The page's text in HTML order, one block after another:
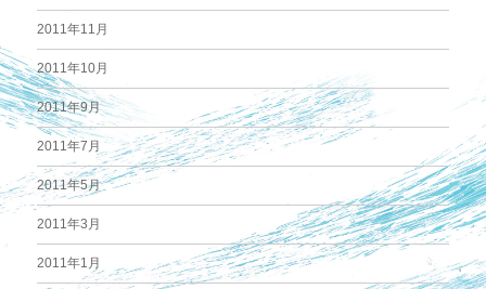
2011年11月
2011年10月
2011年9月
2011年7月
2011年5月
2011年3月
2011年1月